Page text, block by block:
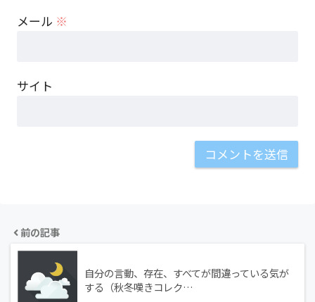
メール ※
サイト
前の記事
自分の言動、存在、すべてが間違っている気が
する（秋冬嘆きコレク…